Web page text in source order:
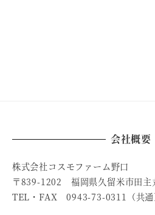
会社概要
株式会社コスモファーム野口
〒839-1202 福岡県久留米市田主
TEL・FAX 0943-73-0311（共通